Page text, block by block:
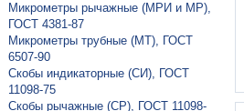
Микрометры рычажные (МРИ и МР),
ГОСТ 4381-87
Микрометры трубные (МТ), ГОСТ
6507-90
Скобы индикаторные (СИ), ГОСТ
11098-75
Скобы рычажные (СР), ГОСТ 11098-